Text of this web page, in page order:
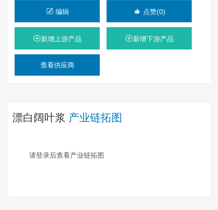
编辑 点赞(0)
新增上游产品 新增下游产品
查看供应商
漂白阔叶浆 产业链拓图
请登录后查看产业链拓图